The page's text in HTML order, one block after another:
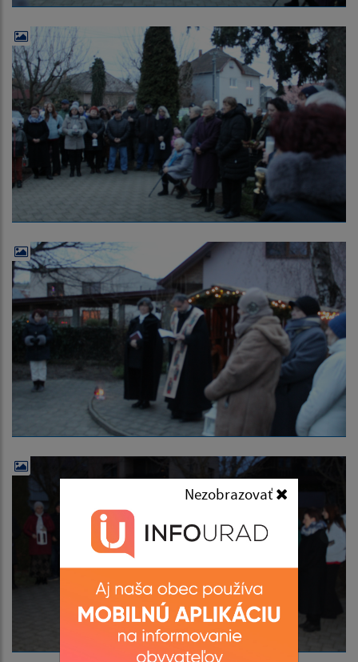
Nezobrazovať